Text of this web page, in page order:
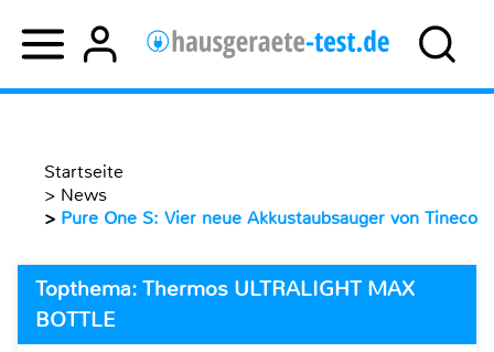
Startseite
> News
> Pure One S: Vier neue Akkustaubsauger von Tineco
Topthema: Thermos ULTRALIGHT MAX
BOTTLE